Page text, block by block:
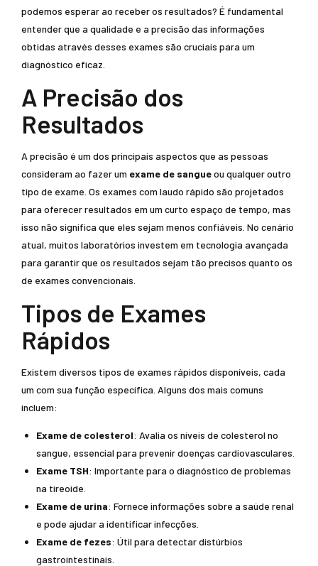
podemos esperar ao receber os resultados? É fundamental
entender que a qualidade e a precisão das informações
obtidas através desses exames são cruciais para um
diagnóstico eficaz.
A Precisão dos
Resultados
A precisão é um dos principais aspectos que as pessoas
consideram ao fazer um exame de sangueou qualquer outro
tipo de exame. Os exames com laudo rápido são projetados
para oferecer resultados em um curto espaço de tempo, mas
isso não significa que eles sejam menos confiáveis. No cenário
atual, muitos laboratórios investem em tecnologia avançada
para garantir que os resultados sejam tão precisos quanto os
de exames convencionais.
Tipos de Exames
Rápidos
Existem diversos tipos de exames rápidos disponíveis, cada
um com sua função específica. Alguns dos mais comuns
incluem:
Exame de colesterol: Avalia os níveis de colesterol no
sangue, essencial para prevenir doenças cardiovasculares.
Exame TSH: Importante para o diagnóstico de problemas
na tireoide.
Exame de urina: Fornece informações sobre a saúde renal
e pode ajudar a identificar infecções.
Exame de fezes: Útil para detectar distúrbios
gastrointestinais.